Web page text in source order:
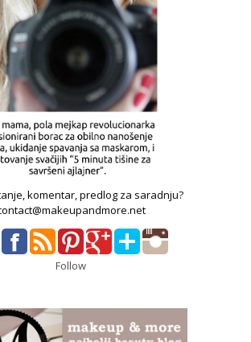
komentar, predlog za saradnju?
Follow